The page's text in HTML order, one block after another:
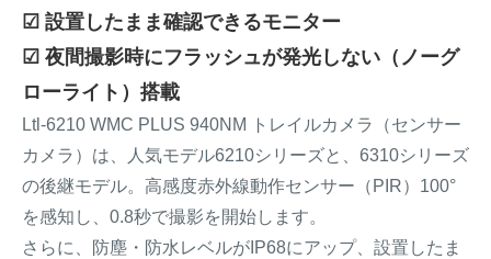
☑ 設置したまま確認できるモニター
☑ 夜間撮影時にフラッシュが発光しない（ノーグ
ローライト）搭載
Ltl-6210 WMC PLUS 940NM トレイルカメラ（センサー
カメラ）は、人気モデル6210シリーズと、6310シリーズ
の後継モデル。高感度赤外線動作センサー（PIR）100°
を感知し、0.8秒で撮影を開始します。
さらに、防塵・防水レベルがIP68にアップ、設置したま